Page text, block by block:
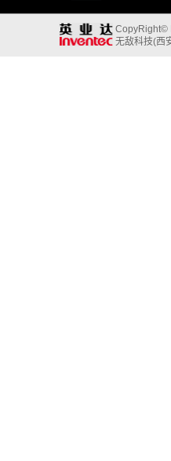
CopyRight©
无敌科技(西